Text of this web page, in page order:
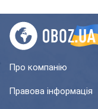
Про компанію
Правова інформація